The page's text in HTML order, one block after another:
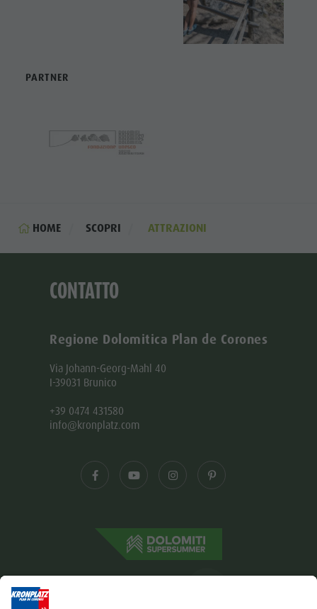
PARTNER
HOME SCOPRI ATTRAZIONI
CONTATTO
Regione Dolomitica Plan de Corones
Via Johann-Georg-Mahl 40
I-39031 Brunico
+39 0474 431580
info@kronplatz.com